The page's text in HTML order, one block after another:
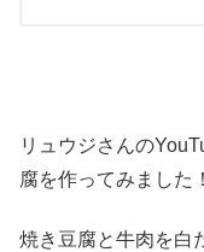
リュウジさんの
腐を作ってみました！
焼き豆腐と牛肉を白